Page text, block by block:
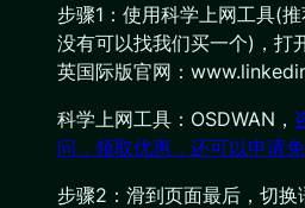
步骤1：使用科学上网工具(
没有可以找我们买一个)，打
英国际版官网：
科学上网工具：OSDWAN，
问，领取优惠，还可以申请免
步骤2：滑到页面最后，切换